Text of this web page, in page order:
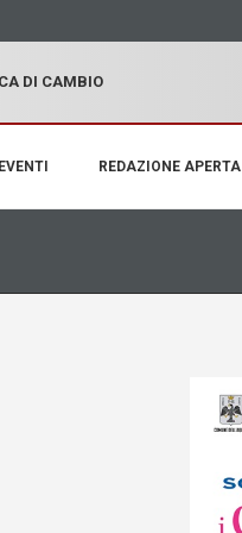
DI CAMBIO
EVENTI REDAZIONE APERTA